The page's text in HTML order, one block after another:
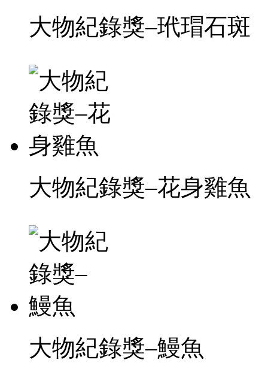
大物紀錄獎–玳瑁石斑
大物紀錄獎–花身雞魚
大物紀錄獎–鰻魚